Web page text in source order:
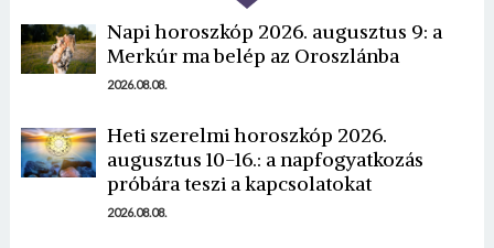
Napi horoszkóp 2026. augusztus 9: a
Merkúr ma belép az Oroszlánba
2026.08.08.
Heti szerelmi horoszkóp 2026.
augusztus 10-16.: a napfogyatkozás
próbára teszi a kapcsolatokat
2026.08.08.